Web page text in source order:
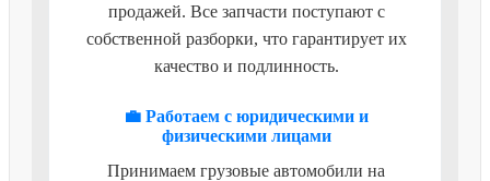
продажей. Все запчасти поступают с
собственной разборки, что гарантирует их
качество и подлинность.
💼 Работаем с юридическими и
физическими лицами
Принимаем грузовые автомобили на